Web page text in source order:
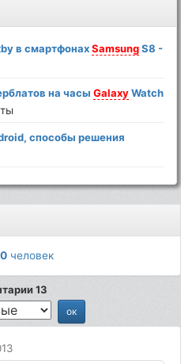
в смартфонахSamsungS8 -
на часыGalaxyWatch
способы решения
0 человек
13